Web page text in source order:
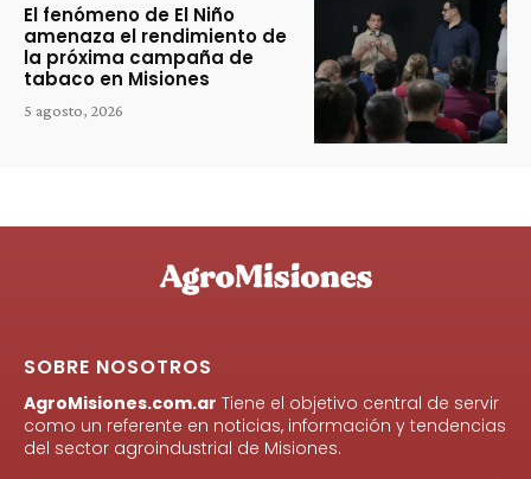
El fenómeno de El Niño
amenaza el rendimiento de
la próxima campaña de
tabaco en Misiones
5 agosto, 2026
SOBRE NOSOTROS
AgroMisiones.com.ar Tiene el objetivo central de servir
como un referente en noticias, información y tendencias
del sector agroindustrial de Misiones.